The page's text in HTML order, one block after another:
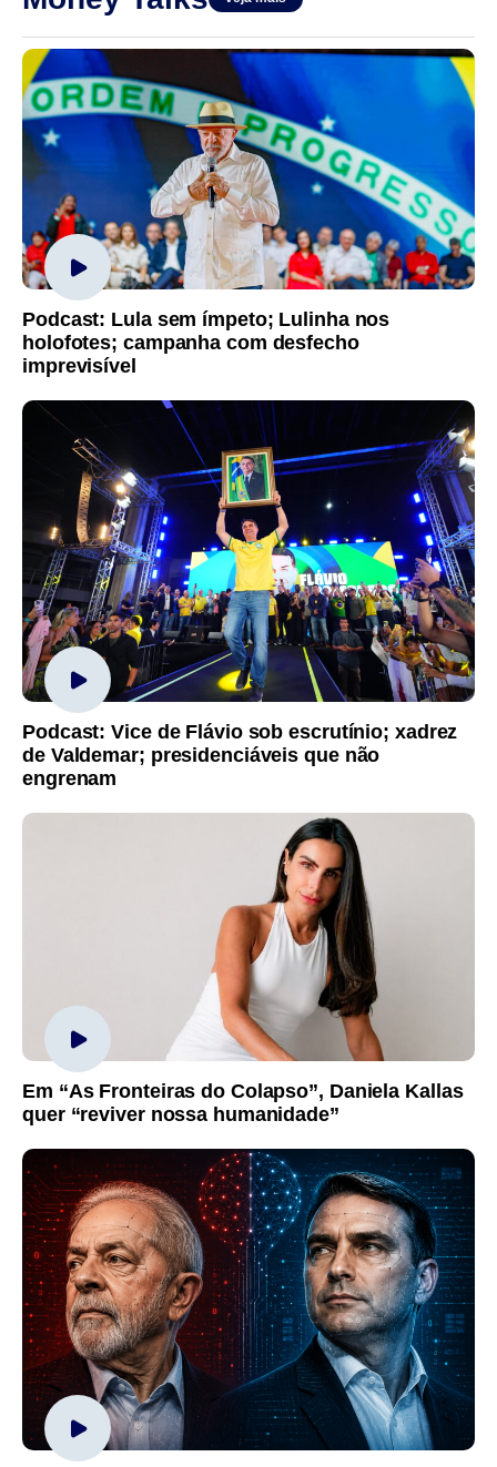
Podcast: Lula sem ímpeto; Lulinha nos
holofotes; campanha com desfecho
imprevisível
Podcast: Vice de Flávio sob escrutínio; xadrez
de Valdemar; presidenciáveis que não
engrenam
Em “As Fronteiras do Colapso”, Daniela Kallas
quer “reviver nossa humanidade”